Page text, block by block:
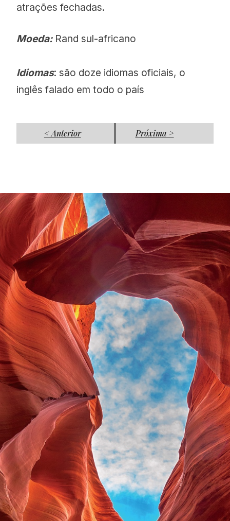
atrações fechadas.
Moeda: Rand sul-africano
Idiomas: são doze idiomas oficiais, o
inglês falado em todo o país
< Anterior Próxima >